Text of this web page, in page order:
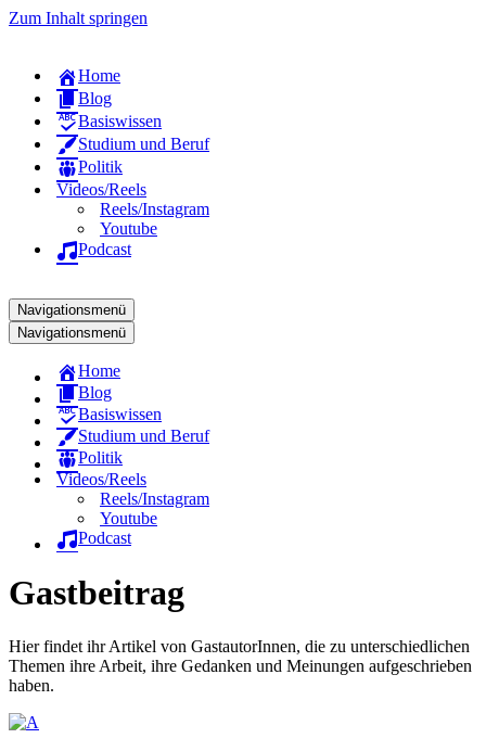
Zum Inhalt springen
Home
Blog
Basiswissen
Studium und Beruf
Politik
Videos/Reels
Reels/Instagram
Youtube
Podcast
Navigationsmenü
Navigationsmenü
Home
Blog
Basiswissen
Studium und Beruf
Politik
Videos/Reels
Reels/Instagram
Youtube
Podcast
Gastbeitrag
Hier findet ihr Artikel von GastautorInnen, die zu unterschiedlichen
Themen ihre Arbeit, ihre Gedanken und Meinungen aufgeschrieben
haben.